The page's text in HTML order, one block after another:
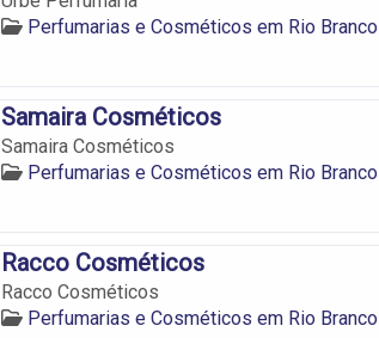
Perfumarias e Cosméticos em Rio Branco
Samaira Cosméticos
Samaira Cosméticos
Perfumarias e Cosméticos em Rio Branco
Racco Cosméticos
Racco Cosméticos
Perfumarias e Cosméticos em Rio Branco